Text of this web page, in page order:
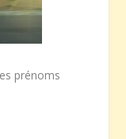
prénoms